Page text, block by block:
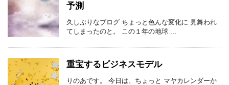
予測
久しぶりなブログ ちょっと色んな変化に 見舞われ
てしまったのと。 この１年の地球 ...
重宝するビジネスモデル
りのあです。 今日は、ちょっと マヤカレンダーか